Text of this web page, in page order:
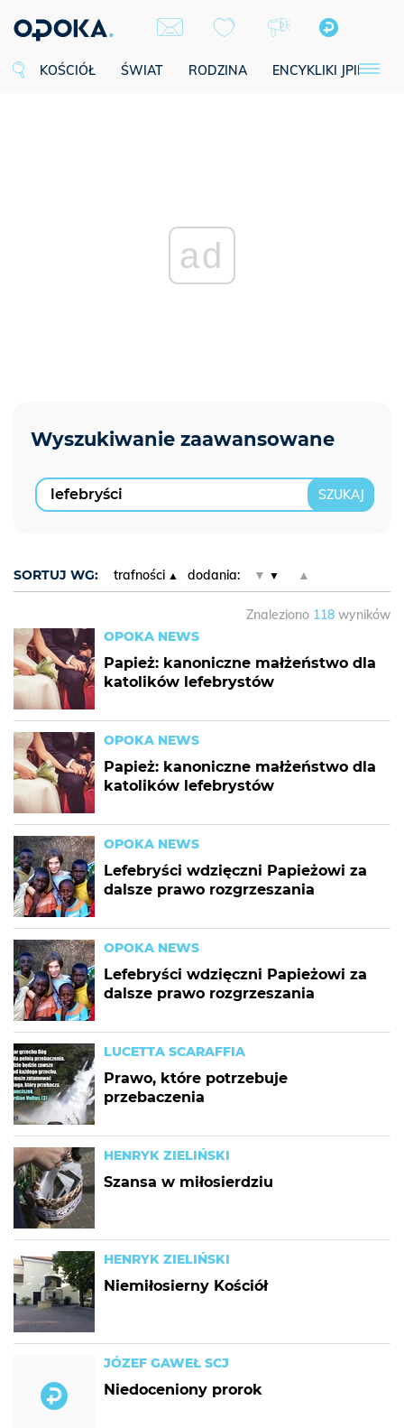
KOŚCIÓŁ ŚWIAT RODZINA ENCYKLIKI JPII
ad
SORTUJ WG: trafności dodania: ▼ ▲
Znaleziono 118 wyników
OPOKA NEWS
Papież: kanoniczne małżeństwo dla
katolików lefebrystów
OPOKA NEWS
Papież: kanoniczne małżeństwo dla
katolików lefebrystów
OPOKA NEWS
Lefebryści wdzięczni Papieżowi za
dalsze prawo rozgrzeszania
OPOKA NEWS
Lefebryści wdzięczni Papieżowi za
dalsze prawo rozgrzeszania
LUCETTA SCARAFFIA
Prawo, które potrzebuje
przebaczenia
HENRYK ZIELIŃSKI
Szansa w miłosierdziu
HENRYK ZIELIŃSKI
Niemiłosierny Kościół
JÓZEF GAWEŁ SCJ
Niedoceniony prorok